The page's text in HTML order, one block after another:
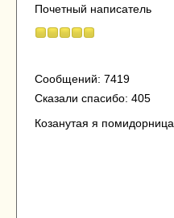
Почетный написатель
Сообщений: 7419
Сказали спасибо: 405
Козанутая я помидорница